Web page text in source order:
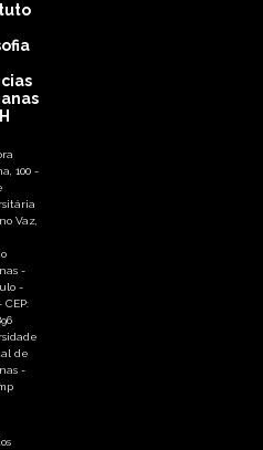
100 -
Vaz,
-
-
CEP:
de
-